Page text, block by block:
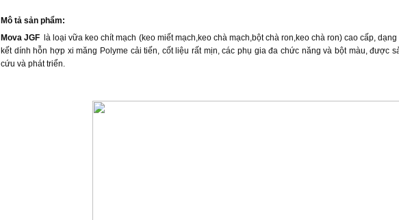
Mô tả sản phẩm:
Mova JGF
là loại vữa keo chít mạch (keo miết mạch,keo chà mạch,bột chà ron,keo chà ron) cao cấp,
kết dính hỗn hợp xi măng Polyme cải tiến, cốt liệu rất mịn, các phụ gia đa chức năng và bột màu, được
cứu và phát triển.